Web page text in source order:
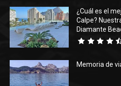
¿Cuál es el
Calpe?
Diamante
Memoria de